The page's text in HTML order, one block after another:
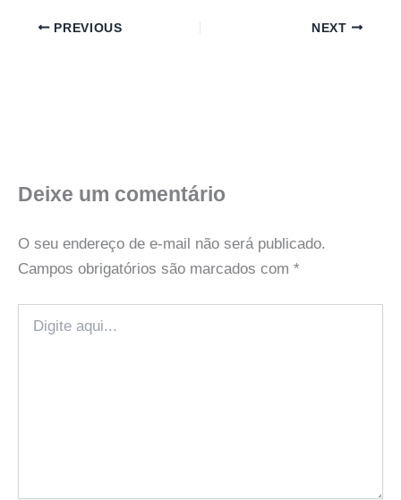
PREVIOUS NEXT
Deixe um comentário
O seu endereço de e-mail não será publicado.
Campos obrigatórios são marcados com *
aqui...